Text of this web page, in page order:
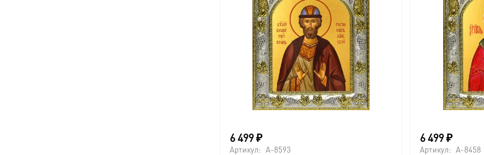
выбрать
на
странице
товара.
6 499₽
Артикул: A-8593
6 499₽
Артикул: A-8458